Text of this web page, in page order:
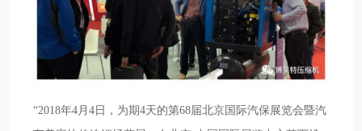
“2018年4月4日，为期4天的第68届北京国际汽保展览会暨汽